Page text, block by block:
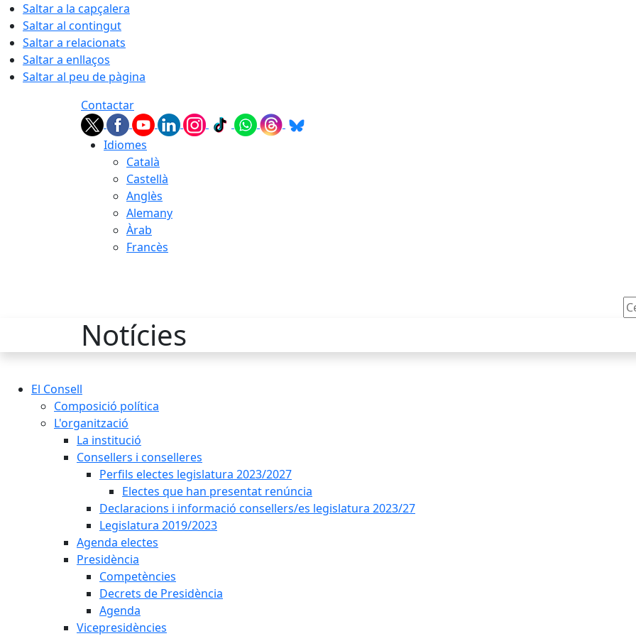
Saltar a la capçalera
Saltar al contingut
Saltar a relacionats
Saltar a enllaços
Saltar al peu de pàgina
Contactar
Idiomes
Català
Castellà
Anglès
Alemany
Àrab
Francès
Notícies
El Consell
Composició política
L'organització
La institució
Consellers i conselleres
Perfils electes legislatura 2023/2027
Electes que han presentat renúncia
Declaracions i informació consellers/es legislatura 2023/27
Legislatura 2019/2023
Agenda electes
Presidència
Competències
Decrets de Presidència
Agenda
Vicepresidències